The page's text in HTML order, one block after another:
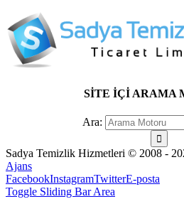
SİTE İÇİ ARAMA
Ara:
Sadya Temizlik Hizmetleri © 2008 -
Ajans
FacebookInstagramTwitterE-posta
Toggle Sliding Bar Area